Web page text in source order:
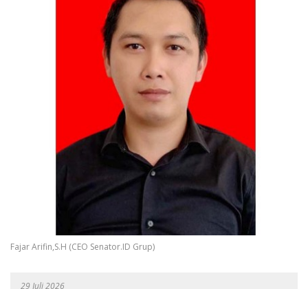
Fajar Arifin,S.H (CEO Senator.ID Grup)
29 Juli 2026